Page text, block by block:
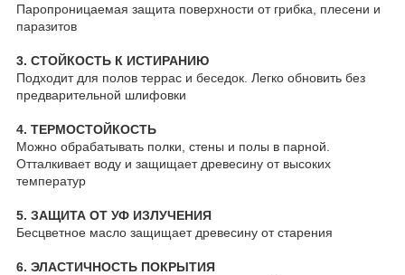
Паропроницаемая защита поверхности от грибка, плесени и
паразитов
3. СТОЙКОСТЬ К ИСТИРАНИЮ
Подходит для полов террас и беседок. Легко обновить без
предварительной шлифовки
4. ТЕРМОСТОЙКОСТЬ
Можно обрабатывать полки, стены и полы в парной.
Отталкивает воду и защищает древесину от высоких
температур
5. ЗАЩИТА ОТ УФ ИЗЛУЧЕНИЯ
Бесцветное масло защищает древесину от старения
6. ЭЛАСТИЧНОСТЬ ПОКРЫТИЯ